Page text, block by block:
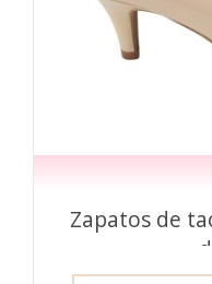
Zapatos de